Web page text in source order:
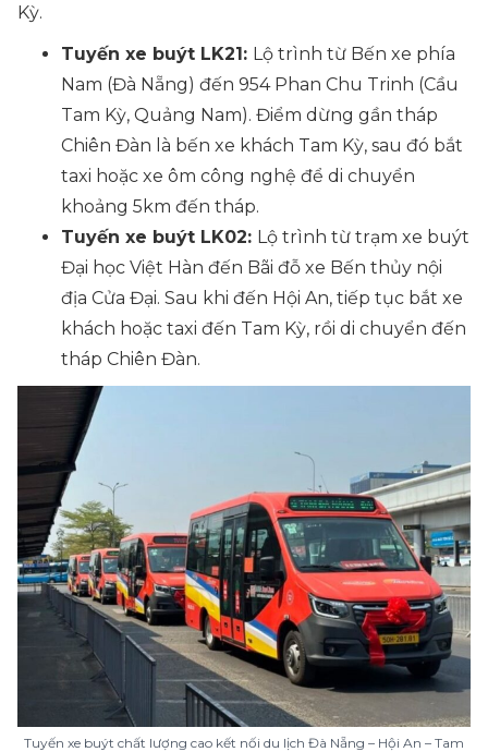
Kỳ.
Tuyến xe buýt LK21: Lộ trình từ Bến xe phía
Nam (Đà Nẵng) đến 954 Phan Chu Trinh (Cầu
Tam Kỳ, Quảng Nam). Điểm dừng gần tháp
Chiên Đàn là bến xe khách Tam Kỳ, sau đó bắt
taxi hoặc xe ôm công nghệ để di chuyển
khoảng 5km đến tháp.
Tuyến xe buýt LK02: Lộ trình từ trạm xe buýt
Đại học Việt Hàn đến Bãi đỗ xe Bến thủy nội
địa Cửa Đại. Sau khi đến Hội An, tiếp tục bắt xe
khách hoặc taxi đến Tam Kỳ, rồi di chuyển đến
tháp Chiên Đàn.
Tuyến xe buýt chất lượng cao kết nối du lịch Đà Nẵng – Hội An – Tam